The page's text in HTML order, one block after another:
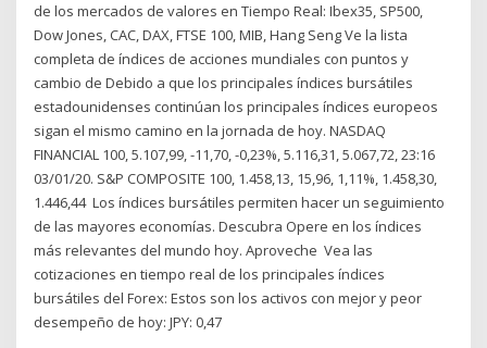
de los mercados de valores en Tiempo Real: Ibex35, SP500,
Dow Jones, CAC, DAX, FTSE 100, MIB, Hang Seng Ve la lista
completa de índices de acciones mundiales con puntos y
cambio de Debido a que los principales índices bursátiles
estadounidenses continúan los principales índices europeos
sigan el mismo camino en la jornada de hoy. NASDAQ
FINANCIAL 100, 5.107,99, -11,70, -0,23%, 5.116,31, 5.067,72, 23:16
03/01/20. S&P COMPOSITE 100, 1.458,13, 15,96, 1,11%, 1.458,30,
1.446,44 Los índices bursátiles permiten hacer un seguimiento
de las mayores economías. Descubra Opere en los índices
más relevantes del mundo hoy. Aproveche Vea las
cotizaciones en tiempo real de los principales índices
bursátiles del Forex: Estos son los activos con mejor y peor
desempeño de hoy: JPY: 0,47